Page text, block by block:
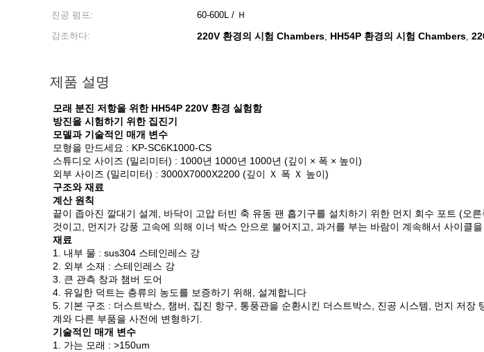
진공 펌프:
60-600L / Ｈ
강조하다:
220V 환경의 시험 Chambers, HH54P 환경의 시험 Chambers,
제품 설명
모래 분진 저항을 위한 HH54P 220V 환경 실험함
방진을 시험하기 위한 집진기
모델과 기술적인 매개 변수
모형을 만드세요 : KP-SC6K1000-CS
스튜디오 사이즈 (밀리미터) : 1000년 1000년 1000년 (깊이 × 폭 × 높이)
외부 사이즈 (밀리미터) : 3000X7000X2200 (깊이 Ｘ 폭 Ｘ 높이)
구조와 재료
계산 원칙
끝이 좁아진 깔대기 설계, 바닥이 고압 터빈 축 유동 팬 흡기구를 설치하기 위한 먼지 회수 포트 (오
것이고, 먼지가 강풍 고속에 의해 이너 박스 안으로 불어지고, 과거를 부는 바람이 계속해서 사이클
재료
1. 내부 물 : sus304 스테인레스 강
2. 외부 소재 : 스테인레스 강
3. 큰 관측 창과 챔버 도어
4. 유일한 덕트는 층류의 농도를 보증하기 위해, 설계합니다
5. 기본 구조 : 더스트박스, 챔버, 집진 항구, 통풍관을 순환시킨 더스트박스, 진공 시스템, 먼지 저
계와 다른 부품을 사전에 변형하기.
기술적인 매개 변수
1. 가는 모래 : >150um